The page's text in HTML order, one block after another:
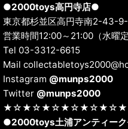
●2000toys高円寺店●
東京都杉並区高円寺南2-43-
営業時間12:00～21:00（水曜定
Tel 03-3312-6615
Mail
Instagram @munps2000
Twitter @munps2000
●2000toys土浦アンティーク